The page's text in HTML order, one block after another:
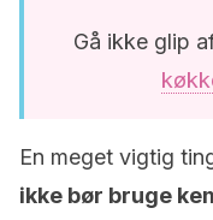
Gå ikke glip
En meget vigtig
ikke bør bruge